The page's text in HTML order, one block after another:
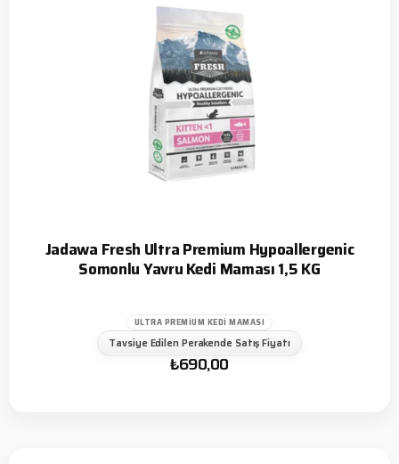
Jadawa Fresh Ultra Premium Hypoallergenic
Somonlu Yavru Kedi Maması 1,5 KG
ULTRA PREMIUM KEDI MAMASI
Tavsiye Edilen Perakende Satış Fiyatı
₺690,00